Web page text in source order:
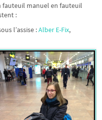
manuel en fauteuil
:
l’assise :Alber E-Fix,